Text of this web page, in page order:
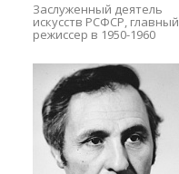
Заслуженный деятель
искусств РСФСР, главный
режиссер в 1950-1960